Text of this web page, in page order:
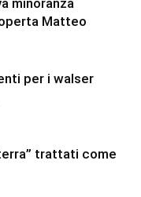
minoranza
Matteo
per i walser
trattati come